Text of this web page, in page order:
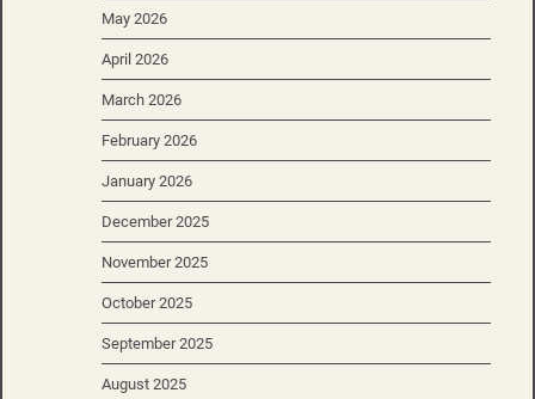
May 2026
April 2026
March 2026
February 2026
January 2026
December 2025
November 2025
October 2025
September 2025
August 2025